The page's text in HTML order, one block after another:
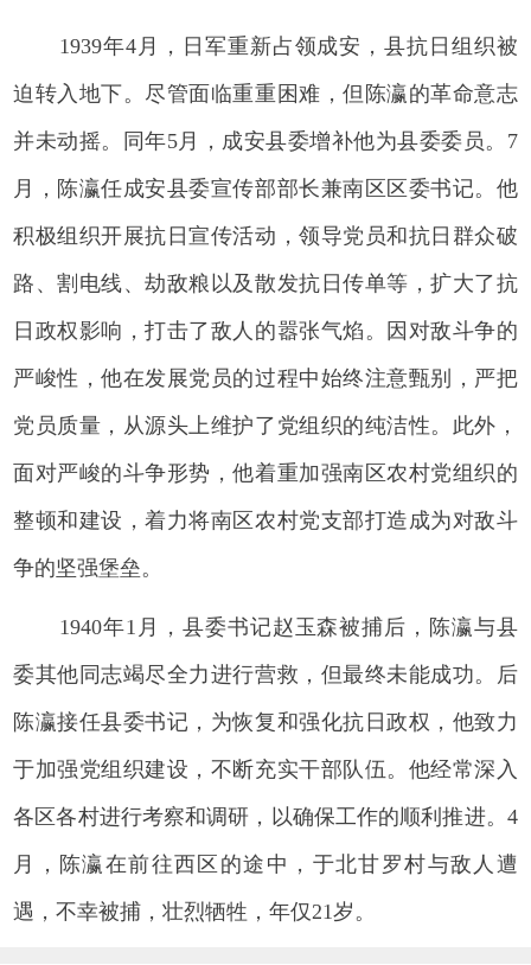
1939年4月，日军重新占领成安，县抗日组织被
迫转入地下。尽管面临重重困难，但陈瀛的革命意志
并未动摇。同年5月，成安县委增补他为县委委员。7
月，陈瀛任成安县委宣传部部长兼南区区委书记。他
积极组织开展抗日宣传活动，领导党员和抗日群众破
路、割电线、劫敌粮以及散发抗日传单等，扩大了抗
日政权影响，打击了敌人的嚣张气焰。因对敌斗争的
严峻性，他在发展党员的过程中始终注意甄别，严把
党员质量，从源头上维护了党组织的纯洁性。此外，
面对严峻的斗争形势，他着重加强南区农村党组织的
整顿和建设，着力将南区农村党支部打造成为对敌斗
争的坚强堡垒。
1940年1月，县委书记赵玉森被捕后，陈瀛与县
委其他同志竭尽全力进行营救，但最终未能成功。后
陈瀛接任县委书记，为恢复和强化抗日政权，他致力
于加强党组织建设，不断充实干部队伍。他经常深入
各区各村进行考察和调研，以确保工作的顺利推进。4
月，陈瀛在前往西区的途中，于北甘罗村与敌人遭
遇，不幸被捕，壮烈牺牲，年仅21岁。